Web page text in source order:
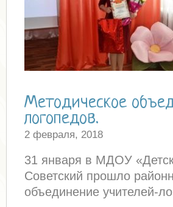
Методическое
логопедов.
2 февраля, 2018
31 января в МДОУ
Советский прошло
объединение учителей-